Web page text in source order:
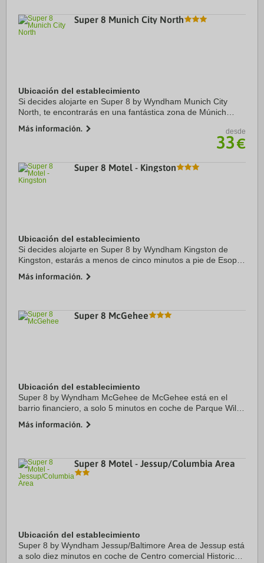
Super 8 Munich City North
Ubicación del establecimiento
Si decides alojarte en Super 8 by Wyndham Munich City
North, te encontrarás en una fantástica zona de Múnich
en coche de BMW Welt y Jardín inglés. ...
Más información. desde
33€
Super 8 Motel - Kingston
Ubicación del establecimiento
Si decides alojarte en Super 8 by Wyndham Kingston de
Kingston, estarás a menos de cinco minutos a pie de Esopus
a 19,1 km de Parque de atracciones ...
Más información.
Super 8 McGehee
Ubicación del establecimiento
Super 8 by Wyndham McGehee de McGehee está en el
barrio financiero, a solo 5 minutos en coche de Parque Wiley
Además, este hotel se encuentra a 4,1 km de ...
Más información.
Super 8 Motel - Jessup/Columbia Area
Ubicación del establecimiento
Super 8 by Wyndham Jessup/Baltimore Area de Jessup está
a solo diez minutos en coche de Centro comercial Historic